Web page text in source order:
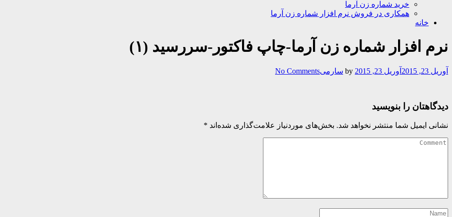
خرید شماره زن آرما
همکاری در فروش نرم افزار شماره زن آرما
خانه
نرم افزار شماره زن آرما-چاپ فاکتور-سررسید (۱)
آوریل 23, 2015 آوریل 23, 2015 سارمیNo Comments
دیدگاهتان را بنویسید
نشانی ایمیل شما منتشر نخواهد شد. بخش‌های موردنیاز علامت‌گذاری شده‌اند *